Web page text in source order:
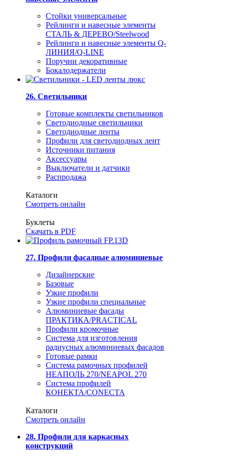
Стойки универсальные
Рейлинги и навесные элементы
СТАЛЬ & ДЕРЕВО/Steelwood
Рейлинги и навесные элементы Q-
ЛИНИЯ/Q-LINE
Поручни декоративные
Бокалодержатели
26. Светильники
Готовые комплекты светильников
Светодиодные светильники
Светодиодные ленты
Профили для светодиодных лент
Источники питания
Аксессуары
Выключатели и датчики
Распродажа
Каталоги
Смотреть онлайн
Буклеты
Скачать в PDF
27. Профили фасадные алюминиевые
Дизайнерские
Базовые
Узкие профили
Узкие профили специальные
Алюминиевые фасады
ПРАКТИКА/PRACTICAL
Профили кромочные
Система для изготовления
радиусных алюминиевых фасадов
Готовые рамки
Система рамочных профилей
НЕАПОЛЬ 270/NEAPOL 270
Система профилей
КОНЕКТА/CONECTA
Каталоги
Смотреть онлайн
28. Профили для каркасных
конструкций